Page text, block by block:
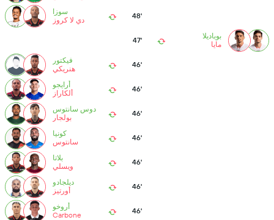
48'
سوزا
دي لا كروز
بوباديلا
مايا
47'
46'
فيكتور
هنريكي
46'
أرايجو
ألكاراز
46'
دوس سانتوس
بولجار
46'
كونيا
سانتوس
46'
بلاتا
ويسلي
46'
ديلجادو
أورتيز
46'
أروخو
Carbone